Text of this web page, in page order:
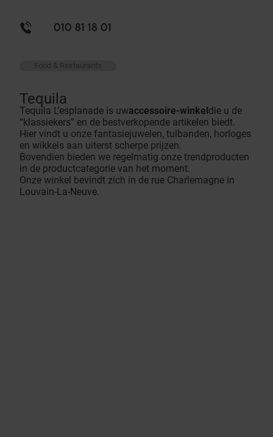
010 81 18 01
Food & Restaurants
Tequila
Tequila L’esplanade is uwaccessoire-winkel die u de
“klassiekers” en de bestverkopende artikelen biedt.
Hier vindt u onze fantasiejuwelen, tulbanden, horloges
en wikkels aan uiterst scherpe prijzen.
Bovendien bieden we regelmatig onze trendproducten
in de productcategorie van het moment.
Onze winkel bevindt zich in de rue Charlemagne in
Louvain-La-Neuve.